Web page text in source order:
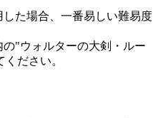
た場合、一番易しい難易度
"ウォルターの大剣・ルー
ださい。